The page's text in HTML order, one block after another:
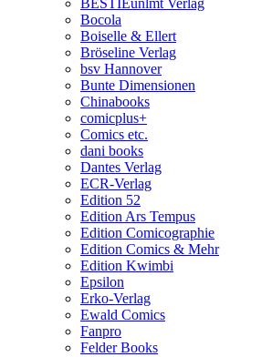
BESTIEunlmt Verlag
Bocola
Boiselle & Ellert
Bröseline Verlag
bsv Hannover
Bunte Dimensionen
Chinabooks
comicplus+
Comics etc.
dani books
Dantes Verlag
ECR-Verlag
Edition 52
Edition Ars Tempus
Edition Comicographie
Edition Comics & Mehr
Edition Kwimbi
Epsilon
Erko-Verlag
Ewald Comics
Fanpro
Felder Books